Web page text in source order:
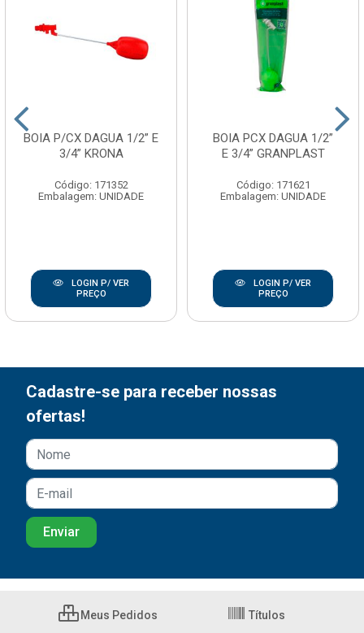
BOIA P/CX DAGUA 1/2” E
3/4” KRONA
Código: 171352
Embalagem: UNIDADE
LOGIN P/ VER
PREÇO
BOIA PCX DAGUA 1/2”
E 3/4” GRANPLAST
Código: 171621
Embalagem: UNIDADE
LOGIN P/ VER
PREÇO
Cadastre-se para receber nossas
ofertas!
Meus Pedidos Títulos